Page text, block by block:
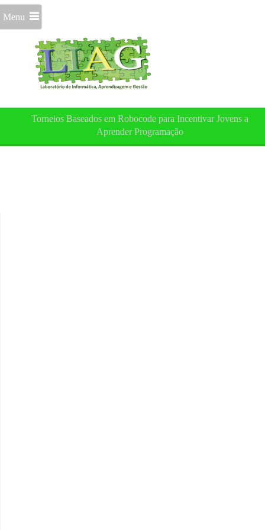
Menu
Torneios Baseados em Robocode para Incentivar Jovens a
Aprender Programação